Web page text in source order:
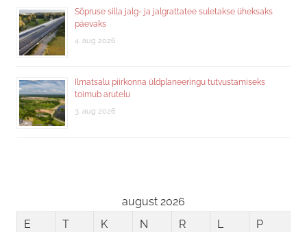
Sõpruse silla jalg- ja jalgrattatee suletakse üheksaks
päevaks
4. aug 2026
Ilmatsalu piirkonna üldplaneeringu tutvustamiseks
toimub arutelu
3. aug 2026
august 2026
E
T K N R L P